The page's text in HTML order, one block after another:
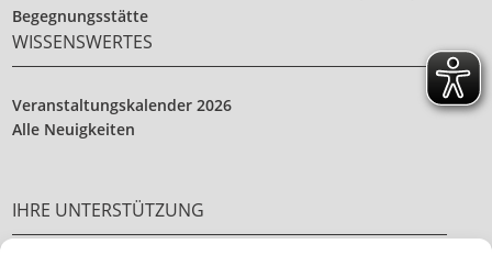
Begegnungsstätte
WISSENSWERTES
Veranstaltungskalender 2026
Alle Neuigkeiten
IHRE UNTERSTÜTZUNG